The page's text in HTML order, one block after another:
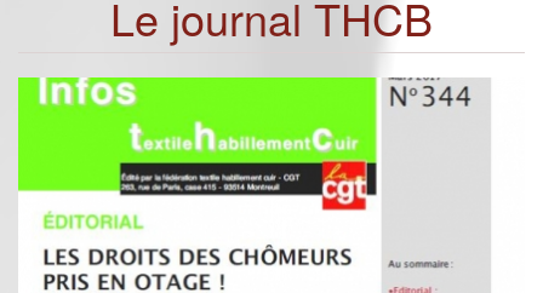
Le journal THCB